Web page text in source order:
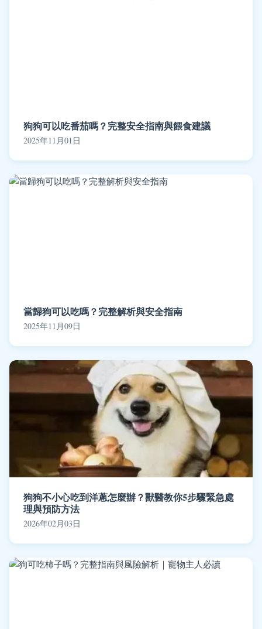
狗狗可以吃番茄嗎？完整安全指南與餵食建議
2025年11月01日
當歸狗可以吃嗎？完整解析與安全指南
2025年11月09日
狗狗不小心吃到洋蔥怎麼辦？獸醫教你5步驟緊急處
理與預防方法
2026年02月03日